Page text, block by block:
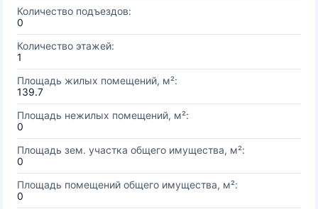
Количество подъездов:
0
Количество этажей:
1
Площадь жилых помещений, м²:
139.7
Площадь нежилых помещений, м²:
0
Площадь зем. участка общего имущества, м²:
0
Площадь помещений общего имущества, м²:
0